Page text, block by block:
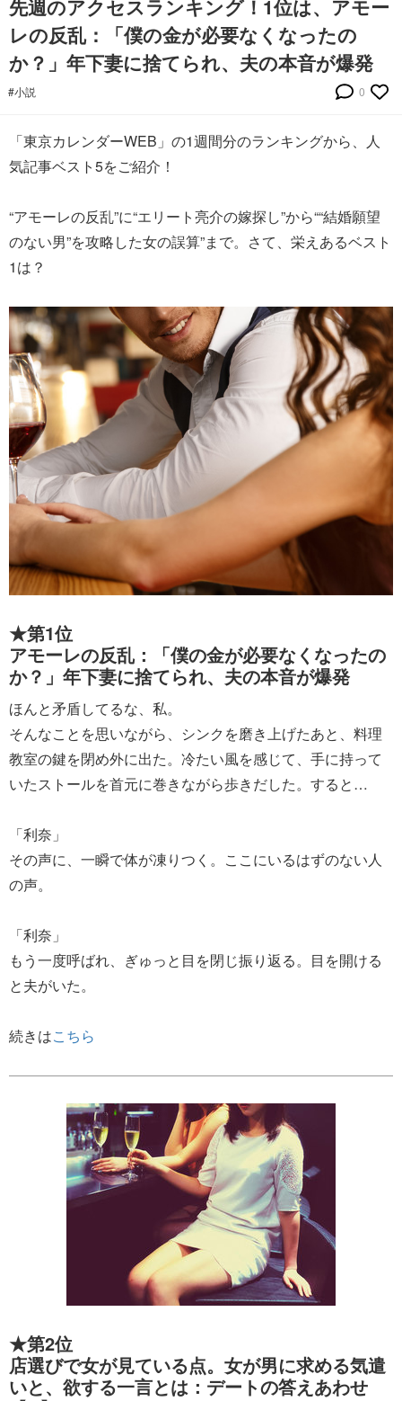
先週のアクセスランキング！1位は、アモー
レの反乱：「僕の金が必要なくなったの
か？」年下妻に捨てられ、夫の本音が爆発
#小説 0
「東京カレンダーWEB」の1週間分のランキングから、人
気記事ベスト5をご紹介！
“アモーレの反乱”に“エリート亮介の嫁探し”から““結婚願望
のない男”を攻略した女の誤算”まで。さて、栄えあるベスト
1は？
★第1位
アモーレの反乱：「僕の金が必要なくなったの
か？」年下妻に捨てられ、夫の本音が爆発
ほんと矛盾してるな、私。
そんなことを思いながら、シンクを磨き上げたあと、料理
教室の鍵を閉め外に出た。冷たい風を感じて、手に持って
いたストールを首元に巻きながら歩きだした。すると…
「利奈」
その声に、一瞬で体が凍りつく。ここにいるはずのない人
の声。
「利奈」
もう一度呼ばれ、ぎゅっと目を閉じ振り返る。目を開ける
と夫がいた。
続きはこちら
★第2位
店選びで女が見ている点。女が男に求める気遣
いと、欲する一言とは：デートの答えあわせ